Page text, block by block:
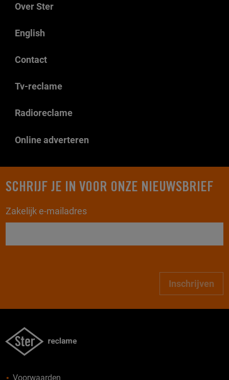
Over Ster
English
Contact
Tv-reclame
Radioreclame
Online adverteren
SCHRIJF JE IN VOOR ONZE NIEUWSBRIEF
Zakelijk e-mailadres
Inschrijven
Voorwaarden